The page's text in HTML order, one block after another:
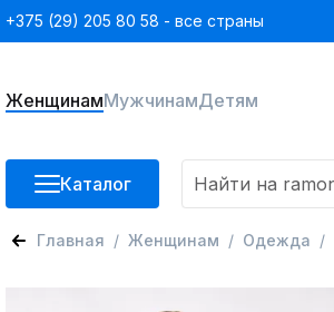
+375 (29) 205 80 58 - все страны
ЖенщинамМужчинамДетям
Каталог
Главная Женщинам Одежда